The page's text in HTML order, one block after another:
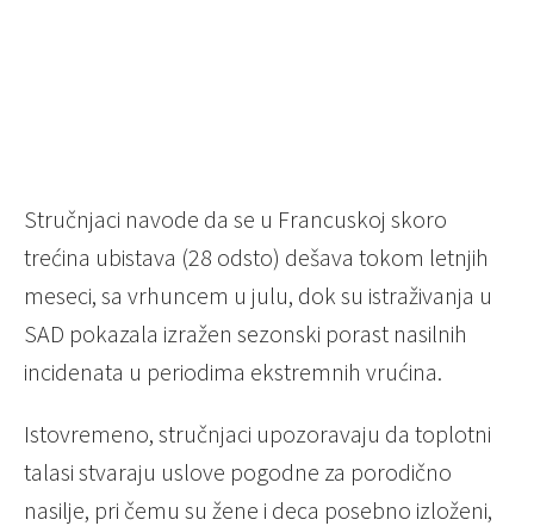
Stručnjaci navode da se u Francuskoj skoro
trećina ubistava (28 odsto) dešava tokom letnjih
meseci, sa vrhuncem u julu, dok su istraživanja u
SAD pokazala izražen sezonski porast nasilnih
incidenata u periodima ekstremnih vrućina.
Istovremeno, stručnjaci upozoravaju da toplotni
talasi stvaraju uslove pogodne za porodično
nasilje, pri čemu su žene i deca posebno izloženi,